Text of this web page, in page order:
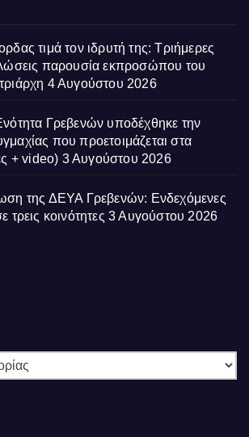
τιμά τον ιδρυτή της: Τριήμερες
παρουσία εκπροσώπου του
4 Αυγούστου 2026
Γρεβενών υποδέχθηκε την
που προετοιμάζεται στα
+ video) 3 Αυγούστου 2026
της ΔΕΥΑ Γρεβενών: Ενδεχόμενες
τρεις κοινότητες 3 Αυγούστου 2026